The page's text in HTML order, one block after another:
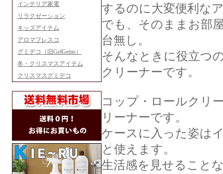
インテリア家電
リラクゼーション
キッズアイテム
アロマフレスコ
グミデコ（旧GelGems）
冬・クリスマスアイテム
クリスマスグミデコ
するのに大変便利な
でも、そのままお部
台無し。
そんなときに役立つ
クリーナーです。
コップ・ロールクリ
リーナーです。
ケースに入った姿は
と使えます。
生活感を見せること